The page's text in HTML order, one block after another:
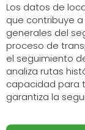
Los datos de
que contribuye
generales del
proceso de
el seguimiento
analiza rutas
capacidad para
garantiza la